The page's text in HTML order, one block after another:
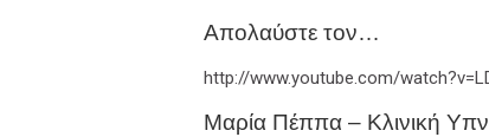
Απολαύστε τον…
http://www.youtube.com/
Μαρία Πέππα – Κλινική